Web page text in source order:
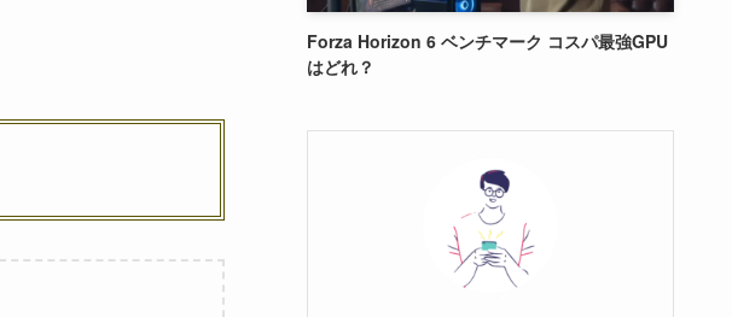
Forza Horizon 6 ベンチマーク コスパ最強GPU
はどれ？